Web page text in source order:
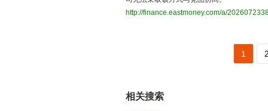
http://finance.eastmoney.com/a/
1
相关搜索